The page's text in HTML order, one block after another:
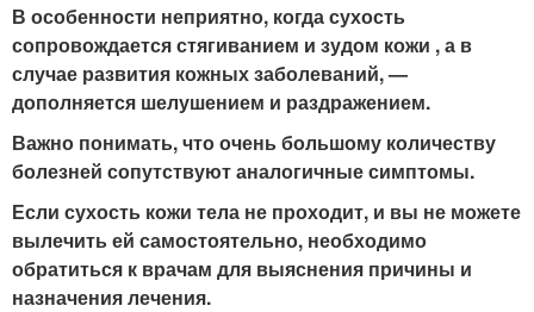
В особенности неприятно, когда сухость
сопровождается стягиванием и зудом кожи , а в
случае развития кожных заболеваний, —
дополняется шелушением и раздражением.
Важно понимать, что очень большому количеству
болезней сопутствуют аналогичные симптомы.
Если сухость кожи тела не проходит, и вы не можете
вылечить ей самостоятельно, необходимо
обратиться к врачам для выяснения причины и
назначения лечения.